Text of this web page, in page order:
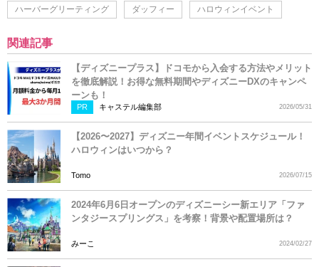
ハーバーグリーティング ダッフィー ハロウィンイベント
関連記事
【ディズニープラス】ドコモから入会する方法やメリット
を徹底解説！お得な無料期間やディズニーDXのキャンペ
ーンも！
PR キャステル編集部 2026/05/31
【2026〜2027】ディズニー年間イベントスケジュール！
ハロウィンはいつから？
Tomo 2026/07/15
2024年6月6日オープンのディズニーシー新エリア「ファ
ンタジースプリングス」を考察！背景や配置場所は？
みーこ 2024/02/27